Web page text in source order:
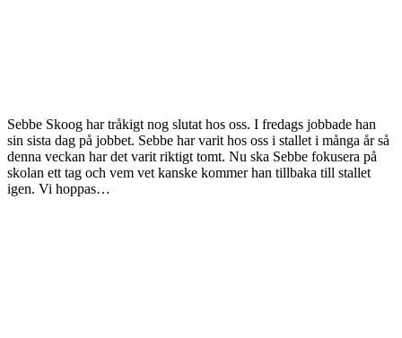
Sebbe Skoog har tråkigt nog slutat hos oss. I fredags jobbade han
sin sista dag på jobbet. Sebbe har varit hos oss i stallet i många år så
denna veckan har det varit riktigt tomt. Nu ska Sebbe fokusera på
skolan ett tag och vem vet kanske kommer han tillbaka till stallet
igen. Vi hoppas…